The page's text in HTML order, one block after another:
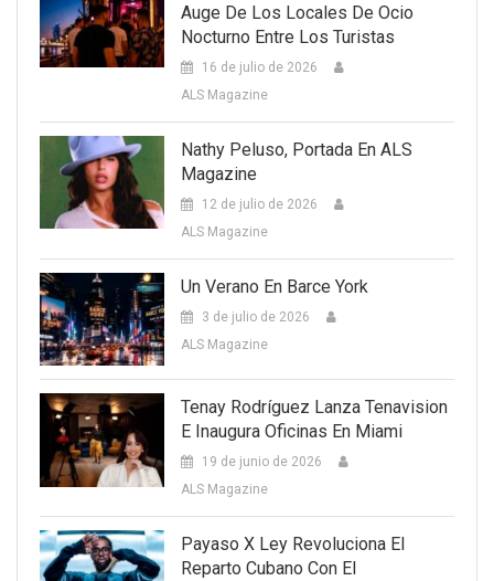
Auge De Los Locales De Ocio
Nocturno Entre Los Turistas
16 de julio de 2026
ALS Magazine
Nathy Peluso, Portada En ALS
Magazine
12 de julio de 2026
ALS Magazine
Un Verano En Barce York
3 de julio de 2026
ALS Magazine
Tenay Rodríguez Lanza Tenavision
E Inaugura Oficinas En Miami
19 de junio de 2026
ALS Magazine
Payaso X Ley Revoluciona El
Reparto Cubano Con El